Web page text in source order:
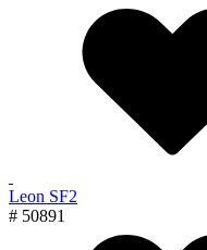
Leon SF2
# 50891